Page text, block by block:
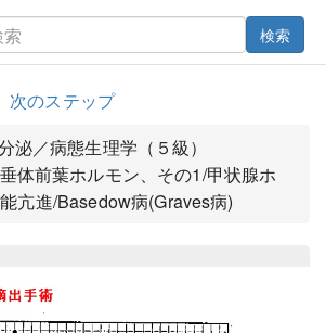
検索
次のステップ
泌／病態生理学（５級）
体前葉ホルモン、その1/甲状腺ホ
亢進/Basedow病(Graves病)